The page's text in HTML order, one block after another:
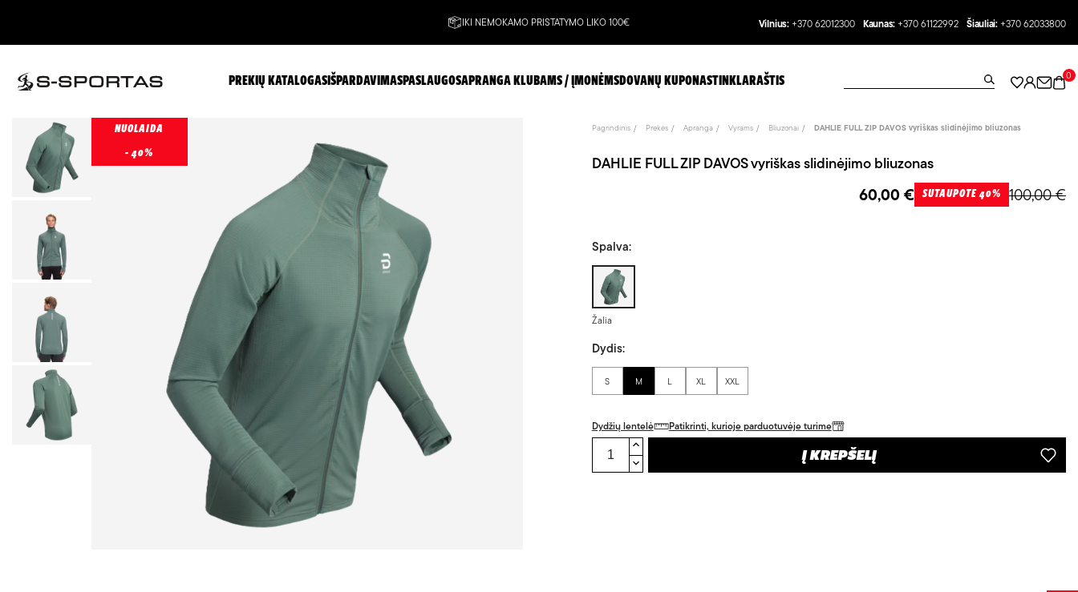
IKI NEMOKAMO PRISTATYMO LIKO 100€ Vilnius: +370 62012300 Kaunas: +370 61122992 Šiauliai: +370 62033800
PREKIŲ KATALOGASIŠPARDAVIMASPASLAUGOSAPRANGA KLUBAMS / ĮMONĖMSDOVANŲ KUPONASTINKLARAŠTIS 0
NUOLAIDA
- 40%
Pagrindinis Prekės Apranga Vyrams Bliuzonai DAHLIE FULL ZIP DAVOS vyriškas slidinėjimo bliuzonas
DAHLIE FULL ZIP DAVOS vyriškas slidinėjimo bliuzonas
100,00 €
60,00 € SUTAUPOTE 40%
Spalva:
Žalia
Dydis:
S M L XL XXL
Dydžių lentelė Patikrinti, kurioje parduotuvėje turime
Į KREPŠELĮ